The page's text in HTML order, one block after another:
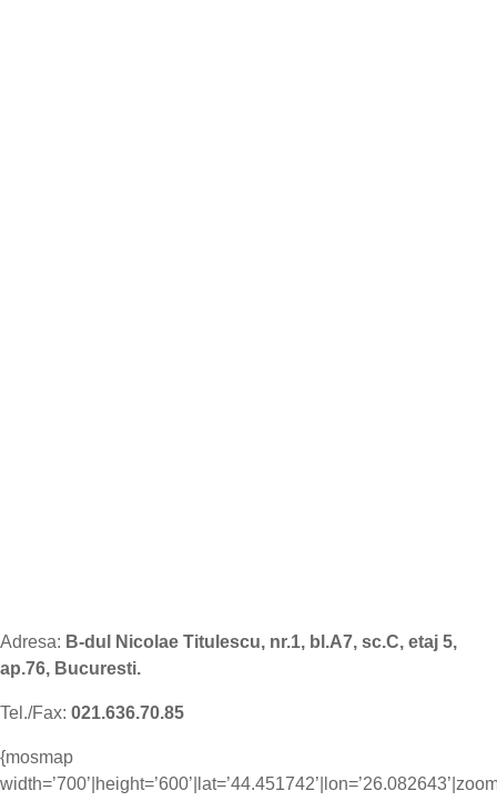
Adresa: B-dul Nicolae Titulescu, nr.1, bl.A7, sc.C, etaj 5,
ap.76, Bucuresti.
Tel./Fax: 021.636.70.85
{mosmap